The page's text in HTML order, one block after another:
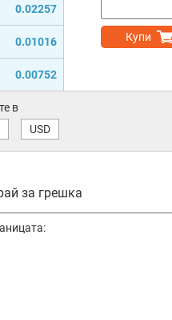
0.02257
0.01016
0.00752
Купи
в
USD
за грешка